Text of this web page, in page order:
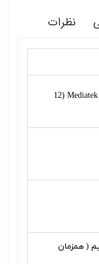
نظرات
Mediatek MT6769Z Helio G85 (12
( همزمان